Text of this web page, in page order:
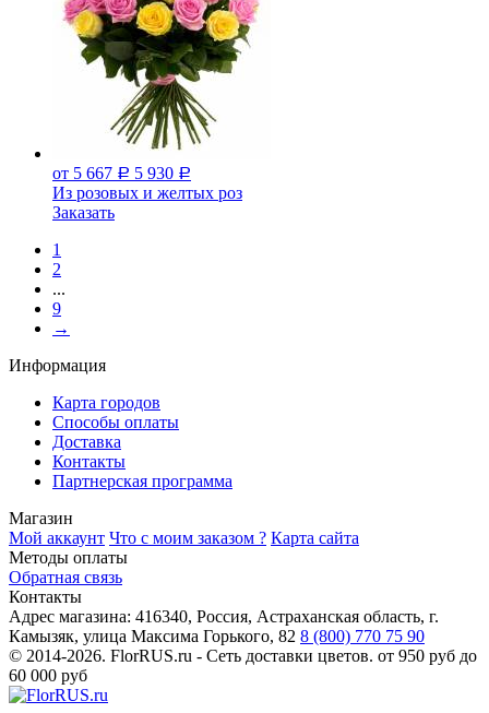
от 5 667 Р 5 930 Р
Из розовых и желтых роз
Заказать
1
2
...
9
→
Информация
Карта городов
Способы оплаты
Доставка
Контакты
Партнерская программа
Магазин
Мой аккаунт Что с моим заказом ? Карта сайта
Методы оплаты
Обратная связь
Контакты
Адрес магазина: 416340, Россия, Астраханская область, г.
Камызяк, улица Максима Горького, 82 8 (800) 770 75 90
© 2014-2026. FlorRUS.ru - Сеть доставки цветов. от 950 руб до
60 000 руб